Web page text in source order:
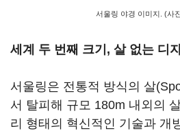
서울링 야경 이미지. (사
세계 두 번째 크기, 살 없는 디
서울링은 전통적 방식의 살
서 탈피해 규모 180m 내외의
리 형태의 혁신적인 기술과 개